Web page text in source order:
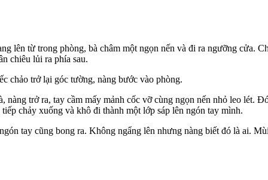
lên từ trong phòng, bà châm một ngọn nến và đi ra ngưỡng cửa.
chiêu lủi ra phía sau.
chảo trở lại góc tường, nàng bước vào phòng.
nàng trở ra, tay cầm mấy mảnh cốc vỡ cùng ngọn nến nhỏ leo lét.
chảy xuống và khô đi thành một lớp sáp lên ngón tay mình.
tay cũng bong ra. Không ngẩng lên nhưng nàng biết đó là ai.